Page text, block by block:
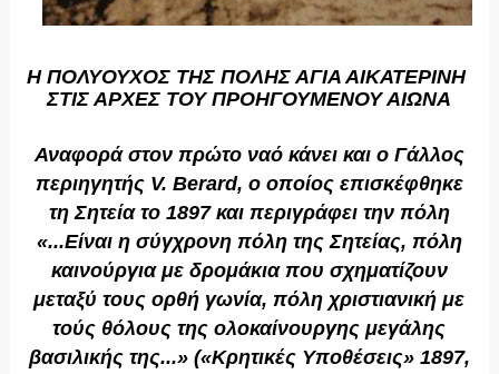
Η ΠΟΛΥΟΥΧΟΣ ΤΗΣ ΠΟΛΗΣ ΑΓΙΑ ΑΙΚΑΤΕΡΙΝΗ
ΣΤΙΣ ΑΡΧΕΣ ΤΟΥ ΠΡΟΗΓΟΥΜΕΝΟΥ ΑΙΩΝΑ
Αναφορά στον πρώτο ναό κάνει και ο Γάλλος
περιηγητής V. Berard, ο οποίος επισκέφθηκε
τη Σητεία το 1897 και περιγράφει την πόλη
«...Είναι η σύγχρονη πόλη της Σητείας, πόλη
καινούργια με δρομάκια που σχηματίζουν
μεταξύ τους ορθή γωνία, πόλη χριστιανική με
τούς θόλους της ολοκαίνουργης μεγάλης
βασιλικής της...» («Κρητικές Υποθέσεις» 1897,